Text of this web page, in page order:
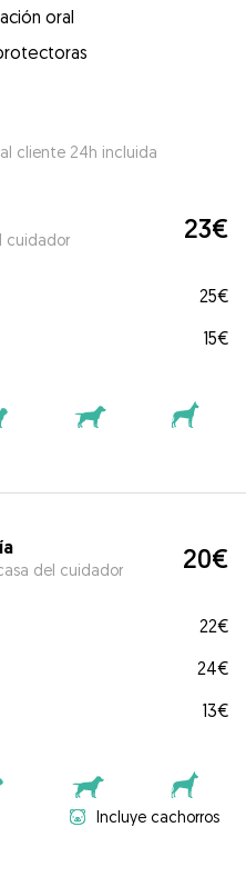
oral
cliente 24h incluida
cuidador 23€
25€
15€
del cuidador 20€
22€
24€
13€
Incluye cachorros